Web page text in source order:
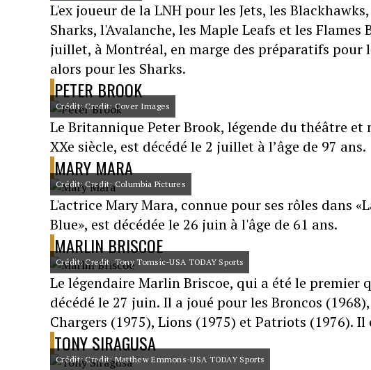
L'ex joueur de la LNH pour les Jets, les
Sharks, l'Avalanche, les Maple Leafs et les
juillet, à Montréal, en marge des préparatifs pour
alors pour les Sharks.
PETER BROOK
Crédit: Credit: Cover Images
Le Britannique Peter Brook, légende du théâtre
XXe siècle, est décédé le 2 juillet à l’âge de 97 ans.
MARY MARA
Crédit: Credit: Columbia Pictures
L'actrice Mary Mara, connue pour ses rôles dans
Blue», est décédée le 26 juin à l'âge de 61 ans.
MARLIN BRISCOE
Crédit: Credit: Tony Tomsic-USA TODAY Sports
Le légendaire Marlin Briscoe, qui a été le
décédé le 27 juin. Il a joué pour les Broncos
Chargers (1975), Lions (1975) et Patriots (1976). Il
TONY SIRAGUSA
Crédit: Credit: Matthew Emmons-USA TODAY Sports